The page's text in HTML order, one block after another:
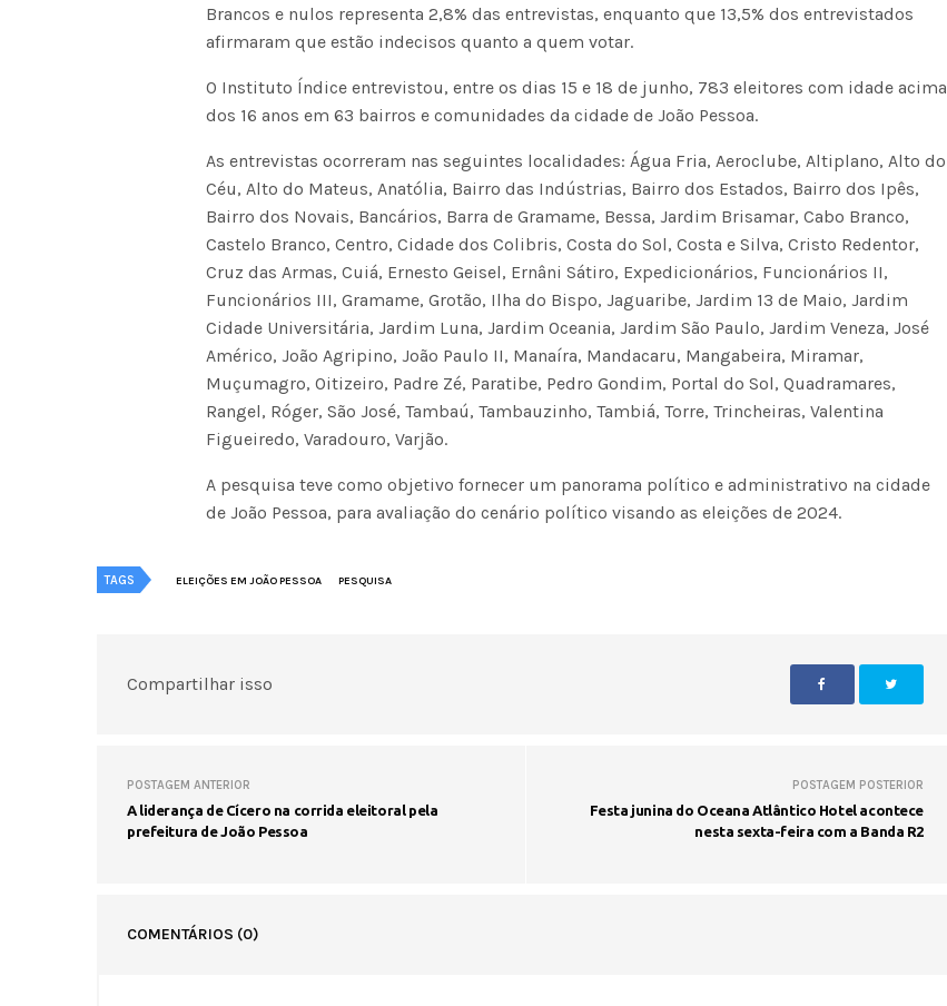
Brancos e nulos representa 2,8% das entrevistas, enquanto que 13,5% dos entrevistados
afirmaram que estão indecisos quanto a quem votar.
O Instituto Índice entrevistou, entre os dias 15 e 18 de junho, 783 eleitores com idade acima
dos 16 anos em 63 bairros e comunidades da cidade de João Pessoa.
As entrevistas ocorreram nas seguintes localidades: Água Fria, Aeroclube, Altiplano, Alto do
Céu, Alto do Mateus, Anatólia, Bairro das Indústrias, Bairro dos Estados, Bairro dos Ipês,
Bairro dos Novais, Bancários, Barra de Gramame, Bessa, Jardim Brisamar, Cabo Branco,
Castelo Branco, Centro, Cidade dos Colibris, Costa do Sol, Costa e Silva, Cristo Redentor,
Cruz das Armas, Cuiá, Ernesto Geisel, Ernâni Sátiro, Expedicionários, Funcionários II,
Funcionários III, Gramame, Grotão, Ilha do Bispo, Jaguaribe, Jardim 13 de Maio, Jardim
Cidade Universitária, Jardim Luna, Jardim Oceania, Jardim São Paulo, Jardim Veneza, José
Américo, João Agripino, João Paulo II, Manaíra, Mandacaru, Mangabeira, Miramar,
Muçumagro, Oitizeiro, Padre Zé, Paratibe, Pedro Gondim, Portal do Sol, Quadramares,
Rangel, Róger, São José, Tambaú, Tambauzinho, Tambiá, Torre, Trincheiras, Valentina
Figueiredo, Varadouro, Varjão.
A pesquisa teve como objetivo fornecer um panorama político e administrativo na cidade
de João Pessoa, para avaliação do cenário político visando as eleições de 2024.
TAGS ELEIÇÕES EM JOÃO PESSOA PESQUISA
Compartilhar isso
POSTAGEM ANTERIOR
A liderança de Cícero na corrida eleitoral pela
prefeitura de João Pessoa
POSTAGEM POSTERIOR
Festa junina do Oceana Atlântico Hotel acontece
nesta sexta-feira com a Banda R2
COMENTÁRIOS (0)